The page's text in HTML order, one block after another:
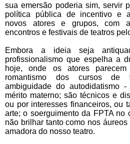
sua emersão poderia sim, servir
política pública de incentivo e
novos atores e grupos, com
encontros e festivais de teatros
Embora a ideia seja
profissionalismo que espelha a
hoje, onde os atores
romantismo dos cursos de
ambiguidade do autodidatismo
mérito materno; são técnicos e
ou por interesses financeiros, ou
arte; o soerguimento da FPTA no
não brilhar tanto como nos
amadora do nosso teatro.